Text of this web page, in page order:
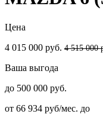
Цена
4 015 000 руб. 4 515 000
Ваша выгода
до 500 000 руб.
от 66 934 руб/мес. до